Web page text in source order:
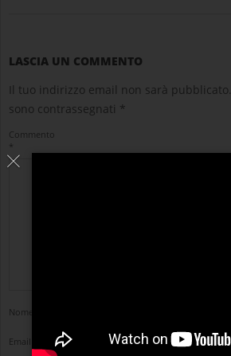
LASCIA UN COMMENTO
Il tuo indirizzo email non sarà pubblicato.
sono contrassegnati *
Commento
*
Nome
Email